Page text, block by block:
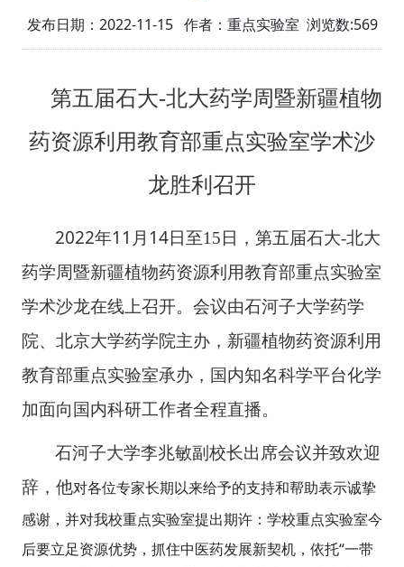
发布日期：2022-11-15 作者：重点实验室 浏览数:569
第五届石大-北大药学周暨新疆植物
药资源利用教育部重点实验室学术沙
龙胜利召开
2022年11 月 14日至15 日 ， 第五届石大-北大
药学周暨新疆植物药资源利用教育部重点实验室
学术沙龙在线上召开。 会议由石河子大学药学
院、北京大学药学院主办，新疆植物药资源利用
教育部重点实验室承办，国内知名科学平台化学
加面向国内科研工作者全程直播。
石河子大学李兆敏副校长出席会议并致欢迎
辞 ，他对各位专家长期以来给予的支持和帮助表示诚挚
感谢，并对我校重点实验室提出期许：学校重点实验室今
后要立足资源优势，抓住中医药发展新契机，依托“一带